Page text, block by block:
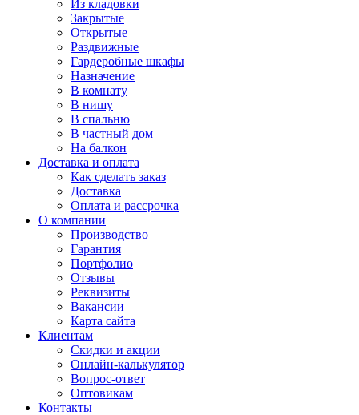
Из кладовки
Закрытые
Открытые
Раздвижные
Гардеробные шкафы
Назначение
В комнату
В нишу
В спальню
В частный дом
На балкон
Доставка и оплата
Как сделать заказ
Доставка
Оплата и рассрочка
О компании
Производство
Гарантия
Портфолио
Отзывы
Реквизиты
Вакансии
Карта сайта
Клиентам
Скидки и акции
Онлайн-калькулятор
Вопрос-ответ
Оптовикам
Контакты